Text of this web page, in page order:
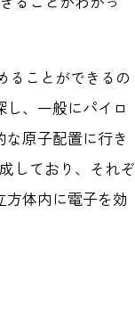
ることができるの
、一般にパイロ
原子配置に行き
しており、それぞ
体内に電子を効